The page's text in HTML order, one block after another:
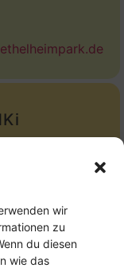
wir
zu
du diesen
wie das